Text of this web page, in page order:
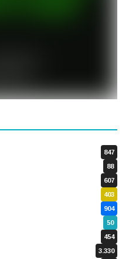
847
88
607
403
904
50
454
3.330